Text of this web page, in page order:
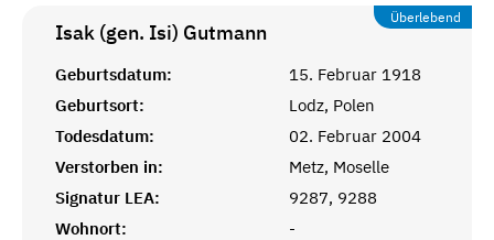
Überlebend
Isak (gen. Isi) Gutmann
Geburtsdatum:
15. Februar 1918
Geburtsort:
Lodz, Polen
Todesdatum:
02. Februar 2004
Verstorben in:
Metz, Moselle
Signatur LEA:
9287, 9288
Wohnort:
-